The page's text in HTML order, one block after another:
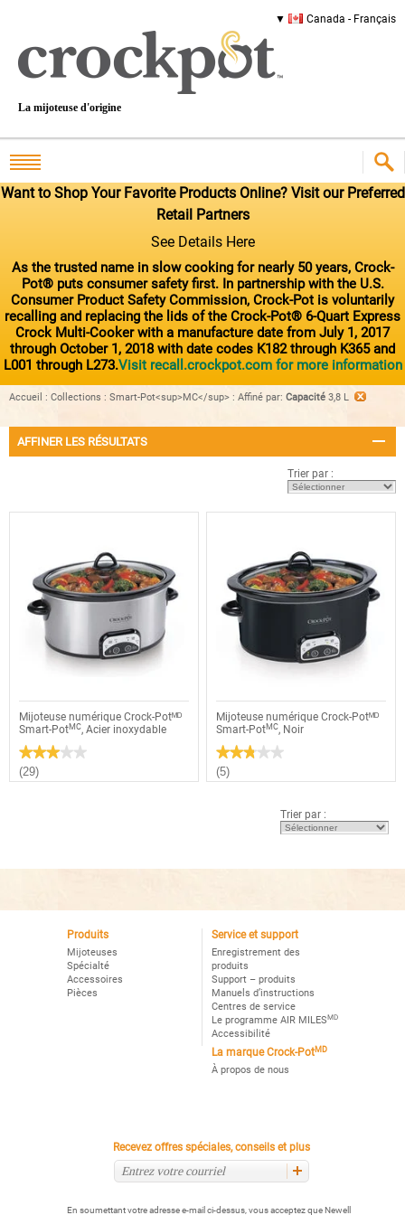
Canada - Français
La mijoteuse d'origine
Want to Shop Your Favorite Products Online? Visit our Preferred
Retail Partners
See Details Here
As the trusted name in slow cooking for nearly 50 years, Crock-
Pot® puts consumer safety first. In partnership with the U.S.
Consumer Product Safety Commission, Crock-Pot is voluntarily
recalling and replacing the lids of the Crock-Pot® 6-Quart Express
Crock Multi-Cooker with a manufacture date from July 1, 2017
through October 1, 2018 with date codes K182 through K365 and
L001 through L273.Visit recall.crockpot.com for more information
Accueil : Collections : Smart-Pot<sup>MC</sup> : Affiné par: Capacité 3,8 L
AFFINER LES RÉSULTATS
Trier par :
Mijoteuse numérique Crock-Potᴹᴰ
Smart-PotMC, Acier inoxydable
★★★★★
★★★★★
3
étoile(s)
Smart-
(29)
Mijoteuse numérique Crock-Potᴹᴰ
Smart-PotMC, Noir
★★★★★
★★★★★
2.8
étoile(s)
Smart-
Noir
(5)
Trier par :
Produits
Mijoteuses
Spécialté
Accessoires
Pièces
Service et support
Enregistrement des
produits
Support – produits
Manuels d’instructions
Centres de service
Le programme AIR MILESMD
Accessibilité
La marque Crock-PotMD
À propos de nous
Recevez offres spéciales, conseils et plus
En soumettant votre adresse e-mail ci-dessus, vous acceptez que Newell